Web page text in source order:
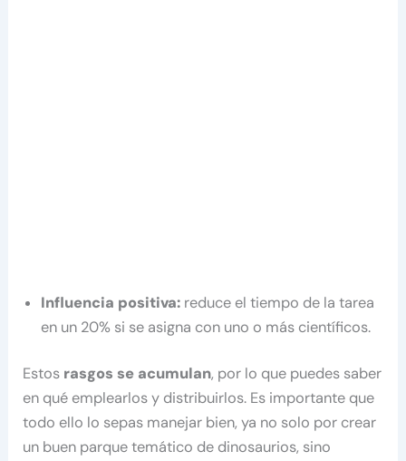
Influencia positiva: reduce el tiempo de la tarea
en un 20% si se asigna con uno o más científicos.
Estos rasgos se acumulan, por lo que puedes saber
en qué emplearlos y distribuirlos. Es importante que
todo ello lo sepas manejar bien, ya no solo por crear
un buen parque temático de dinosaurios, sino